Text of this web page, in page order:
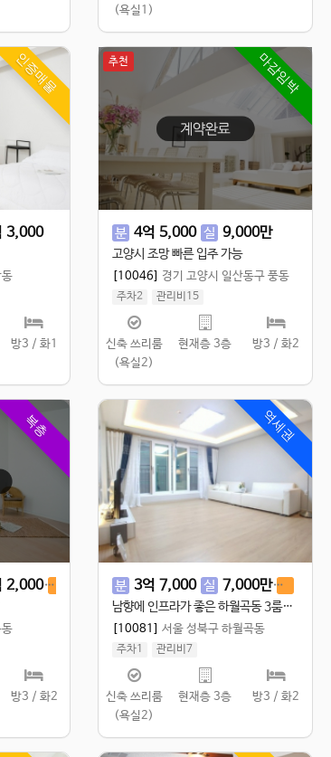
(욕실1)
인증매물
3,000
방3 / 화1
마감임박
추천
분 4억 5,000 실 9,000만
고양시 조망 빠른 입주 가능
[10046] 경기 고양시 일산동구 풍동
주차2
관리비15
실 100㎡
공 120㎡
신축 쓰리룸
(욕실2)
현재층 3층 방3 / 화2
복층
2,000 전 5,000
방3 / 화2
역세권
분 3억 7,000 실 7,000만 전
남향에 인프라가 좋은 하월곡동 3룸신축빌라
[10081] 서울 성북구 하월곡동
주차1
관리비7
실 72㎡
공 89.98㎡
신축 쓰리룸
(욕실2)
현재층 3층 방3 / 화2